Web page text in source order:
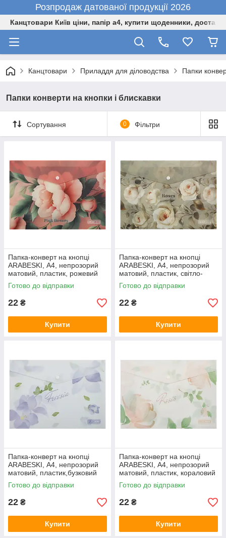
Розпродаж датованої продукції 2026
Канцтовари Київ ціни, папір а4, купити щоденники,
Канцтовари Приладдя для діловодства Папки
Папки конверти на кнопки і блискавки
Сортування 0 Фільтри
Папка-конверт на кнопці
ARABESKI, А4, непрозорий
матовий, пластик, рожевий
BM.3943-10
Готово до відправки
22 ₴
Купити
Папка-конверт на кнопці
ARABESKI, А4, непрозорий
матовий, пластик, світло-
сірий BM.3943-20
Готово до відправки
22 ₴
Купити
Папка-конверт на кнопці
ARABESKI, А4, непрозорий
матовий, пластик,бузковий
BM.3943-26
Готово до відправки
22 ₴
Купити
Папка-конверт на кнопці
ARABESKI, А4, непрозорий
матовий, пластик, кораловий
BM.3943-27
Готово до відправки
22 ₴
Купити